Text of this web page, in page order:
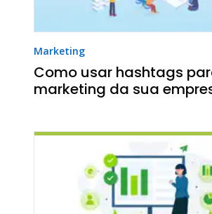
Marketing
Como usar hashtags
marketing da sua